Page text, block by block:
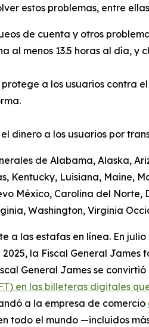
estos problemas, entre
de cuenta y otros
menos 13.5 horas al día, y
a los usuarios contra
dinero a los usuarios por
de Alabama, Alaska,
Luisiana, Maine,
México, Carolina del
Washington, Virginia
las estafas en línea. En
2025, la Fiscal General
General James se
en las billeteras digitales
a la empresa de comercio
el mundo —incluidos